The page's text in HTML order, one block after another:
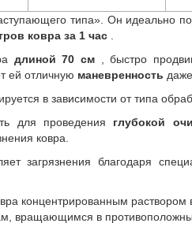
типа». Он идеально
ковра за 1 час.
длиной 70 см , быстро
ей отличную маневренность
в зависимости от типа
для проведения глубокой
ковра.
загрязнения благодаря
концентрированным
вращающимся в